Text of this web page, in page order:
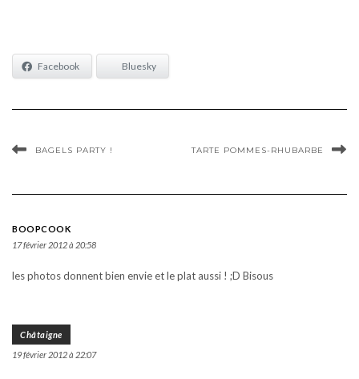
Facebook Bluesky
BAGELS PARTY ! TARTE POMMES-RHUBARBE
BOOPCOOK
17 février 2012 à 20:58
les photos donnent bien envie et le plat aussi ! ;D Bisous
Châtaigne
19 février 2012 à 22:07